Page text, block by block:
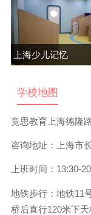
上海少儿记忆
学校地图
竞思教育上海德隆
咨询地址： 上海市
上班时间： 13:30-
地铁步行： 地铁11
桥后直行120米下